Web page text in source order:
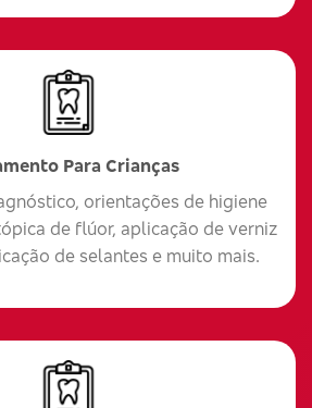
Para Crianças
orientações de higiene
de flúor, aplicação de verniz
de selantes e muito mais.